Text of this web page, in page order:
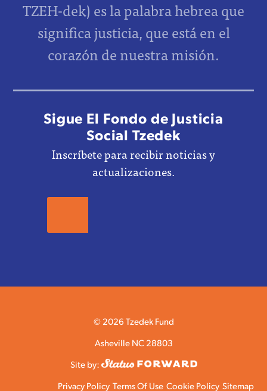
TZEH-dek) es la palabra hebrea que
significa justicia, que está en el
corazón de nuestra misión.
Sigue El Fondo de Justicia
Social Tzedek
Inscríbete para recibir noticias y
actualizaciones.
© 2026 Tzedek Fund
Asheville NC 28803
Site by:
Privacy Policy Terms Of Use Cookie Policy Sitemap